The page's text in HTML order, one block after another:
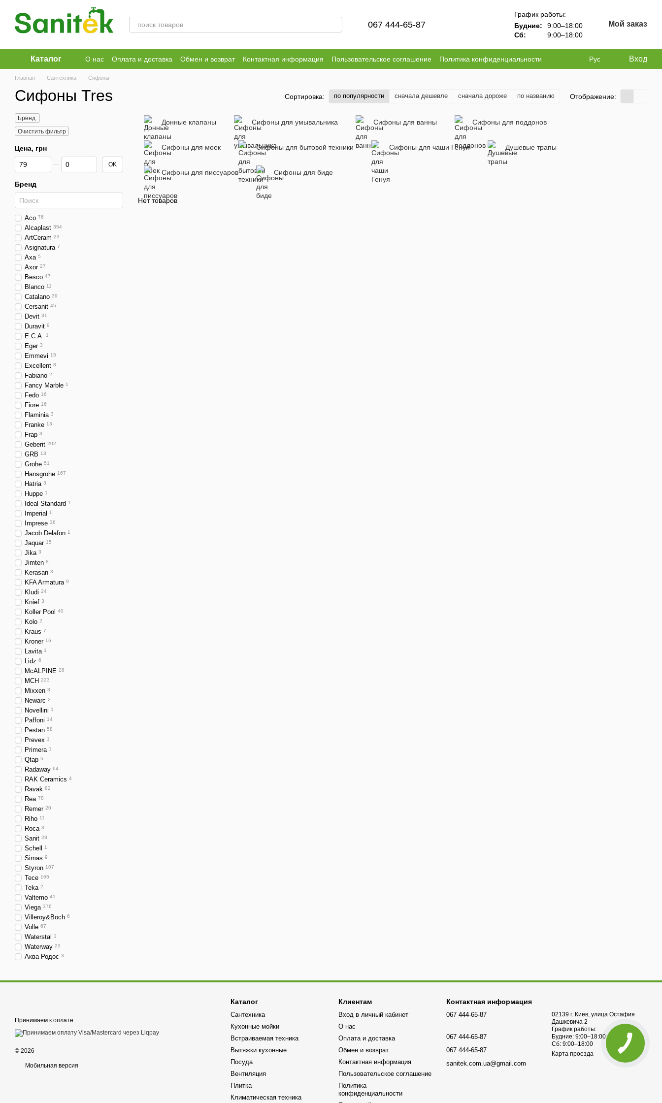
Перейти к основному контенту
067 444-65-87
График работы:
Будние:
9:00–18:00
Сб:
9:00–18:00
Мой заказ
Каталог О нас Оплата и доставка Обмен и возврат Контактная информация Пользовательское соглашение
Политика конфиденциальности
Публичный договор
Рус Вход
Главная Сантехника Сифоны
Сифоны Tres Сортировка: по популярности сначала дешевле сначала дороже по названию Отображение:
Донные клапаны Сифоны для умывальника Сифоны для ванны Сифоны для поддонов
Сифоны для моек Сифоны для бытовой техники Сифоны для чаши Генуя Душевые трапы
Сифоны для писсуаров Сифоны для биде
Нет товаров
Бренд:
Очистить фильтр
Цена, грн
От Цена, грн
До Цена, грн OK
Бренд
Aco 76
Alcaplast 354
ArtCeram 23
Asignatura 7
Axa 5
Axor 27
Besco 47
Blanco 11
Catalano 39
Cersanit 45
Devit 31
Duravit 9
E.C.A. 1
Eger 3
Emmevi 15
Excellent 8
Fabiano 2
Fancy Marble 1
Fedo 16
Fiore 16
Flaminia 3
Franke 13
Frap 3
Geberit 202
GRB 13
Grohe 51
Hansgrohe 167
Hatria 3
Huppe 1
Ideal Standard 1
Imperial 1
Imprese 36
Jacob Delafon 1
Jaquar 15
Jika 3
Jimten 8
Kerasan 3
KFA Armatura 9
Kludi 24
Knief 3
Koller Pool 40
Kolo 2
Kraus 7
Kroner 16
Lavita 1
Lidz 6
McALPINE 28
MCH 223
Mixxen 3
Newarc 2
Novellini 1
Paffoni 14
Pestan 58
Prevex 1
Primera 1
Qtap 5
Radaway 64
RAK Ceramics 4
Ravak 82
Rea 78
Remer 20
Riho 11
Roca 3
Sanit 28
Schell 1
Simas 9
Styron 107
Tece 165
Teka 2
Valtemo 41
Viega 376
Villeroy&Boch 6
Volle 67
Waterstal 1
Waterway 23
Аква Родос 3
Принимаем к оплате
© 2026
Мобильная версия
Каталог
Сантехника
Кухонные мойки
Встраиваемая техника
Вытяжки кухонные
Посуда
Вентиляция
Плитка
Климатическая техника
Клиентам
Вход в личный кабинет
О нас
Оплата и доставка
Обмен и возврат
Контактная информация
Пользовательское соглашение
Политика
конфиденциальности
Контактная информация
067 444-65-87
067 444-65-87
067 444-65-87
sanitek.com.ua@gmail.com
02139 г. Киев, улица Остафия
Дашкевича 2
График работы:
Будние: 9:00–18:00
Сб: 9:00–18:00
Карта проезда